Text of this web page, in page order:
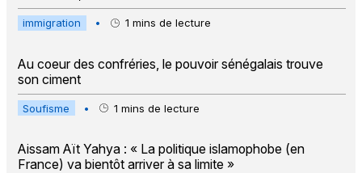
immigration • 1 mins de lecture
Au coeur des confréries, le pouvoir sénégalais trouve
son ciment
Soufisme • 1 mins de lecture
Aissam Aït Yahya : « La politique islamophobe (en
France) va bientôt arriver à sa limite »